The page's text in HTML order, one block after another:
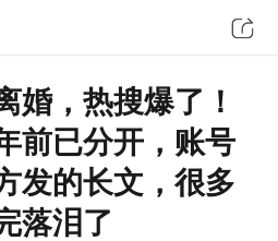
婚，热搜爆了！
前已分开，账号
发的长文，很多
落泪了